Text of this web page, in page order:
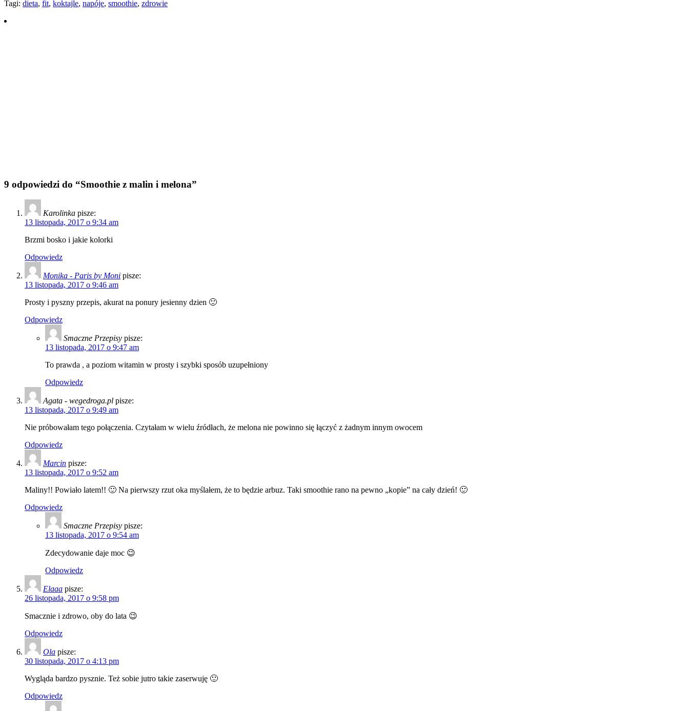
Tagi: dieta, fit, koktajle, napóje, smoothie, zdrowie
9 odpowiedzi do “Smoothie z malin i melona”
Karolinka pisze:
13 listopada, 2017 o 9:34 am
Brzmi bosko i jakie kolorki
Odpowiedz
Monika - Paris by Moni pisze:
13 listopada, 2017 o 9:46 am
Prosty i pyszny przepis, akurat na ponury jesienny dzien 🙂
Odpowiedz
Smaczne Przepisy pisze:
13 listopada, 2017 o 9:47 am
To prawda , a poziom witamin w prosty i szybki sposób uzupełniony
Odpowiedz
Agata - wegedroga.pl pisze:
13 listopada, 2017 o 9:49 am
Nie próbowałam tego połączenia. Czytałam w wielu źródłach, że melona nie powinno się łączyć z żadnym innym owocem
Odpowiedz
Marcin pisze:
13 listopada, 2017 o 9:52 am
Maliny!! Powiało latem!! 🙂 Na pierwszy rzut oka myślałem, że to będzie arbuz. Taki smoothie rano na pewno „kopie” na cały dzień! 🙂
Odpowiedz
Smaczne Przepisy pisze:
13 listopada, 2017 o 9:54 am
Zdecydowanie daje moc 😉
Odpowiedz
Elaaa pisze:
26 listopada, 2017 o 9:58 pm
Smacznie i zdrowo, oby do lata 😉
Odpowiedz
Ola pisze:
30 listopada, 2017 o 4:13 pm
Wygląda bardzo pysznie. Też sobie jutro takie zaserwuję 🙂
Odpowiedz